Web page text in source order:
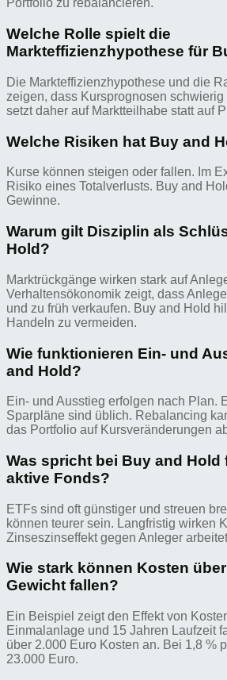
Portfolio zu rebalancieren.
Welche Rolle spielt die
Markteffizienzhypothese für
Die Markteffizienzhypothese und die
zeigen, dass Kursprognosen
setzt daher auf Marktteilhabe statt auf
Welche Risiken hat Buy and
Kurse können steigen oder fallen. Im
Risiko eines Totalverlusts. Buy and
Gewinne.
Warum gilt Disziplin als
Hold?
Marktrückgänge wirken stark auf
Verhaltensökonomik zeigt, dass
und zu früh verkaufen. Buy and Hold
Handeln zu vermeiden.
Wie funktionieren Ein- und
and Hold?
Ein- und Ausstieg erfolgen nach Plan.
Sparpläne sind üblich. Rebalancing
das Portfolio auf Kursveränderungen
Was spricht bei Buy and Hold
aktive Fonds?
ETFs sind oft günstiger und streuen
können teurer sein. Langfristig wirken
Zinseszinseffekt gegen Anleger
Wie stark können Kosten
Gewicht fallen?
Ein Beispiel zeigt den Effekt von
Einmalanlage und 15 Jahren Laufzeit
über 2.000 Euro Kosten an. Bei 1,8 %
23.000 Euro.